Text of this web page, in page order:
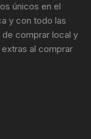
únicos en el
y con todo las
comprar local y
al comprar